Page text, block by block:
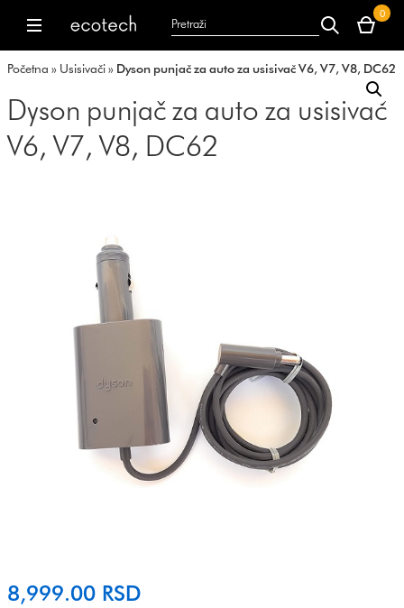
dyson.co.uk
dyson.co.uk
Vaša
korpa
je
trenutno
prazna.
0
Početna » Usisivači» Dyson punjač za auto za usisivač V6, V7, V8, DC62
Dyson punjač za auto za usisivač
V6, V7, V8, DC62
8,999.00 RSD